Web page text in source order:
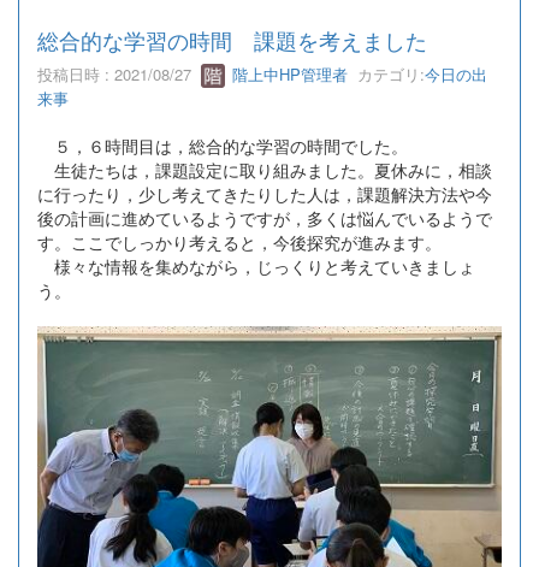
総合的な学習の時間 課題を考えました
投稿日時 : 2021/08/27 階上中HP管理者 カテゴリ:今日の出
来事
５，６時間目は，総合的な学習の時間でした。
生徒たちは，課題設定に取り組みました。夏休みに，相談
に行ったり，少し考えてきたりした人は，課題解決方法や今
後の計画に進めているようですが，多くは悩んでいるようで
す。ここでしっかり考えると，今後探究が進みます。
様々な情報を集めながら，じっくりと考えていきましょ
う。